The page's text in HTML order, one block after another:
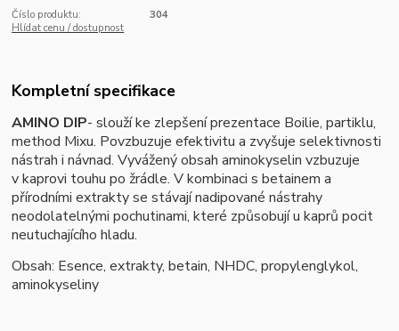
Číslo produktu:
304
Hlídat cenu / dostupnost
Kompletní specifikace
AMINO DIP- slouží ke zlepšení prezentace Boilie, partiklu,
method Mixu. Povzbuzuje efektivitu a zvyšuje selektivnosti
nástrah i návnad. Vyvážený obsah aminokyselin vzbuzuje
v kaprovi touhu po žrádle. V kombinaci s betainem a
přírodními extrakty se stávají nadipované nástrahy
neodolatelnými pochutinami, které způsobují u kaprů pocit
neutuchajícího hladu.
Obsah: Esence, extrakty, betain, NHDC, propylenglykol,
aminokyseliny